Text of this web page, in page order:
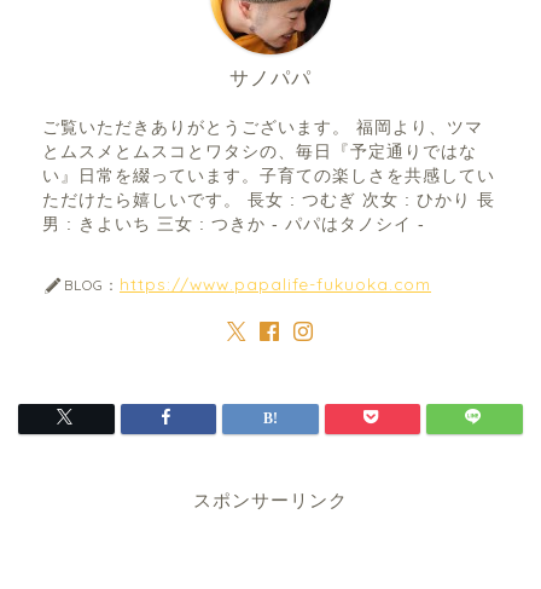
サノパパ
ご覧いただきありがとうございます。 福岡より、ツマ
とムスメとムスコとワタシの、毎日『予定通りではな
い』日常を綴っています。子育ての楽しさを共感してい
ただけたら嬉しいです。 長女 : つむぎ 次女 : ひかり 長
男 : きよいち 三女 : つきか - パパはタノシイ -
BLOG： https://www.papalife-fukuoka.com
スポンサーリンク